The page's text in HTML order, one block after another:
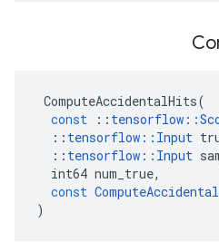
ComputeAccidentalHits(
const
:: tensorflow ::
:: tensorflow :: Input
:: tensorflow :: Input
int64 num_true,
const
)